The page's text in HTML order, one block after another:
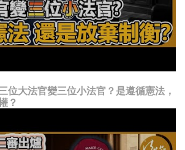
位大法官變三位小法官？是遵循憲法，
？